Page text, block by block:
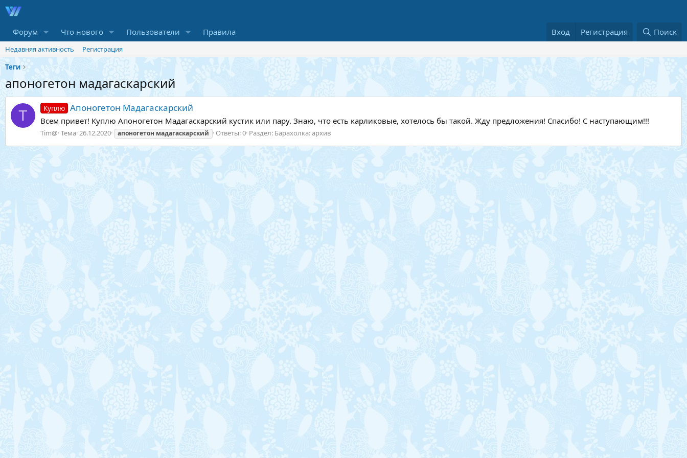
Форум Что нового Пользователи Правила Вход Регистрация Поиск
Недавняя активность
Регистрация
Теги
апоногетон мадагаскарский
T Куплю Апоногетон Мадагаскарский
Всем привет! Куплю Апоногетон Мадагаскарский кустик или пару. Знаю, что есть карликовые, хотелось бы такой. Жду предложения! Спасибо! С наступающим!!!
Tim@ Тема 26.12.2020 апоногетон мадагаскарский Ответы: 0 Раздел: Барахолка: архив